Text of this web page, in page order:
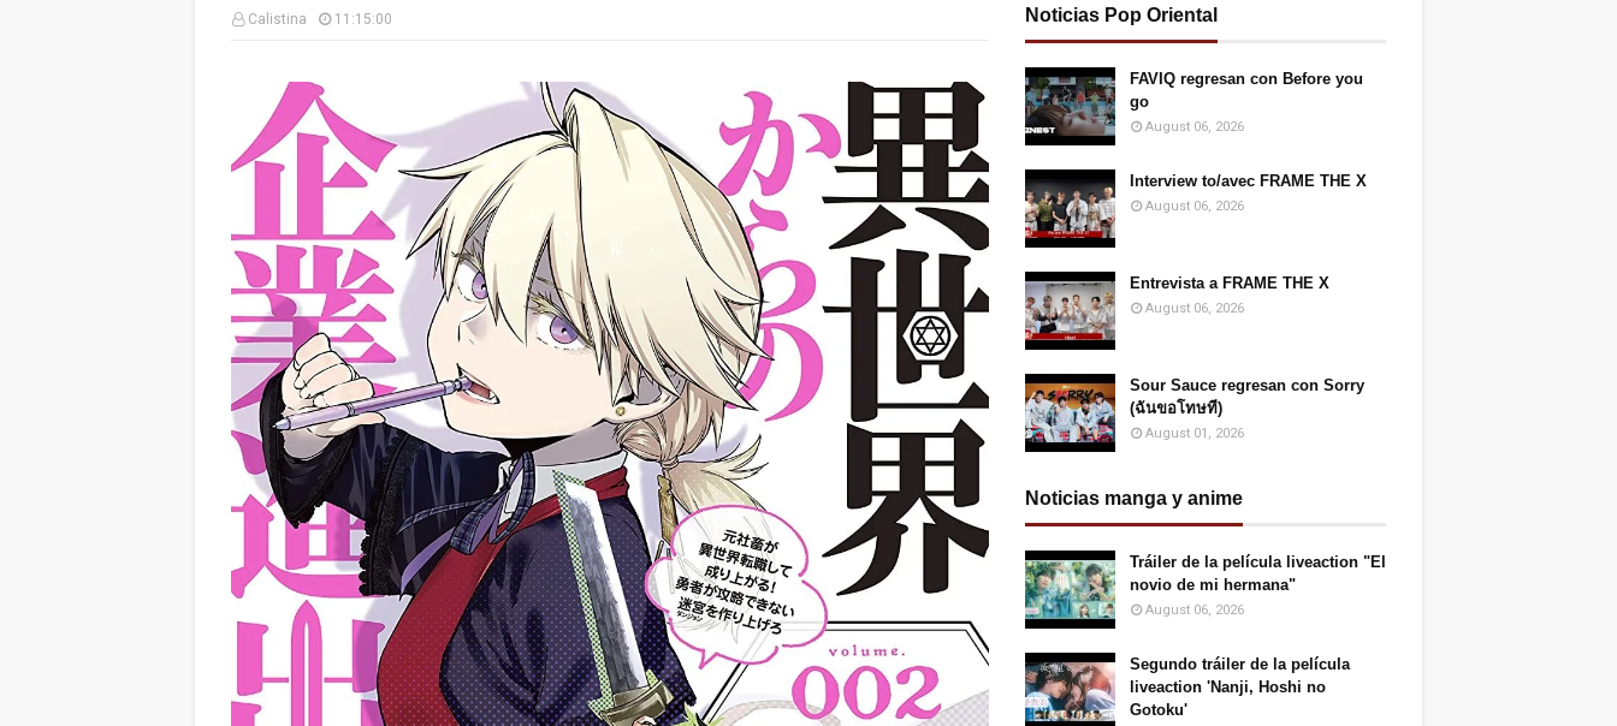
Calistina 11:15:00 Noticias Pop Oriental
FAVIQ regresan con Before you
go
August 06, 2026
Interview to/avec FRAME THE X
August 06, 2026
Entrevista a FRAME THE X
August 06, 2026
Sour Sauce regresan con Sorry
(ฉันขอโทษที)
August 01, 2026
Noticias manga y anime
Tráiler de la película liveaction "El
novio de mi hermana"
August 06, 2026
Segundo tráiler de la película
liveaction 'Nanji, Hoshi no
Gotoku'